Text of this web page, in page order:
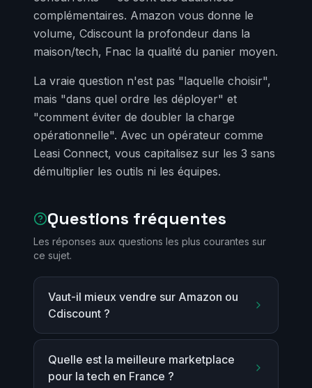
complémentaires. Amazon vous donne le
volume, Cdiscount la profondeur dans la
maison/tech, Fnac la qualité du panier moyen.
La vraie question n'est pas "laquelle choisir",
mais "dans quel ordre les déployer" et
"comment éviter de doubler la charge
opérationnelle". Avec un opérateur comme
Leasi Connect, vous capitalisez sur les 3 sans
démultiplier les outils ni les équipes.
Questions fréquentes
Les réponses aux questions les plus courantes sur
ce sujet.
Vaut-il mieux vendre sur Amazon ou
Cdiscount ?
Quelle est la meilleure marketplace
pour la tech en France ?